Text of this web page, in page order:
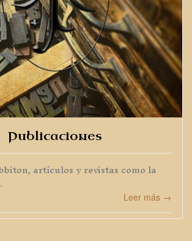
Publicaciones
artículos y revistas como la
Leer más →